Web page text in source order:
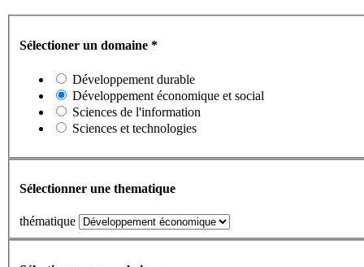
Sélectioner un domaine *
Développement durable
Développement économique et social
Sciences de l'information
Sciences et technologies
Sélectionner une thematique
thématique